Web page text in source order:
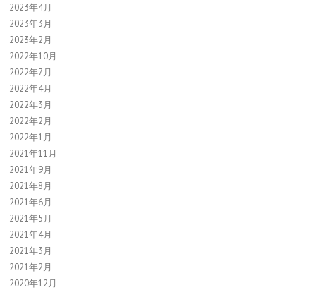
2023年4月
2023年3月
2023年2月
2022年10月
2022年7月
2022年4月
2022年3月
2022年2月
2022年1月
2021年11月
2021年9月
2021年8月
2021年6月
2021年5月
2021年4月
2021年3月
2021年2月
2020年12月